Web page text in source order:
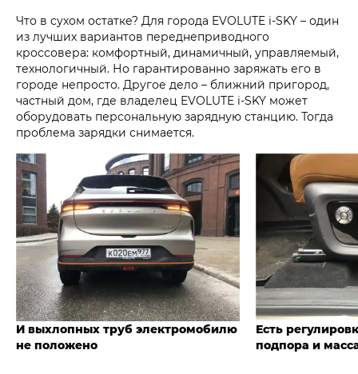
Что в сухом остатке? Для города EVOLUTE i‑SKY – один
из лучших вариантов переднеприводного
кроссовера: комфортный, динамичный, управляемый,
технологичный. Но гарантированно заряжать его в
городе непросто. Другое дело – ближний пригород,
частный дом, где владелец EVOLUTE i‑SKY может
оборудовать персональную зарядную станцию. Тогда
проблема зарядки снимается.
И выхлопных труб электромобилю
не положено
Есть
подпора и